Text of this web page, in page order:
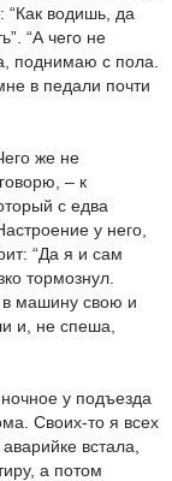
“Как водишь, да
“А чего не
поднимаю с пола.
в педали почти
же не
– к
с едва
у него,
“Да я и сам
тормознул.
в машину свою и
и, не спеша,
у подъезда
Своих-то я всех
встала,
а потом